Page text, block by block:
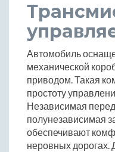
Автомобиль
механической
приводом. Такая
простоту
Независимая
полунезависимая
обеспечивают
неровных